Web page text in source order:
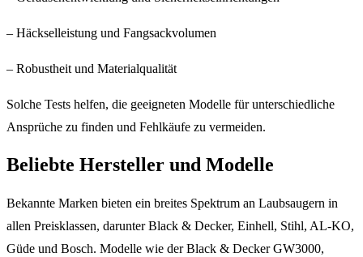
– Häckselleistung und Fangsackvolumen
– Robustheit und Materialqualität
Solche Tests helfen, die geeigneten Modelle für unterschiedliche
Ansprüche zu finden und Fehlkäufe zu vermeiden.
Beliebte Hersteller und Modelle
Bekannte Marken bieten ein breites Spektrum an Laubsaugern in
allen Preisklassen, darunter Black & Decker, Einhell, Stihl, AL-KO,
Güde und Bosch. Modelle wie der Black & Decker GW3000,